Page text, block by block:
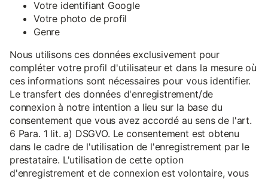
Votre identifiant Google
Votre photo de profil
Genre
Nous utilisons ces données exclusivement pour
compléter votre profil d'utilisateur et dans la mesure où
ces informations sont nécessaires pour vous identifier.
Le transfert des données d'enregistrement/de
connexion à notre intention a lieu sur la base du
consentement que vous avez accordé au sens de l'art.
6 Para. 1 lit. a) DSGVO. Le consentement est obtenu
dans le cadre de l'utilisation de l'enregistrement par le
prestataire. L'utilisation de cette option
d'enregistrement et de connexion est volontaire, vous